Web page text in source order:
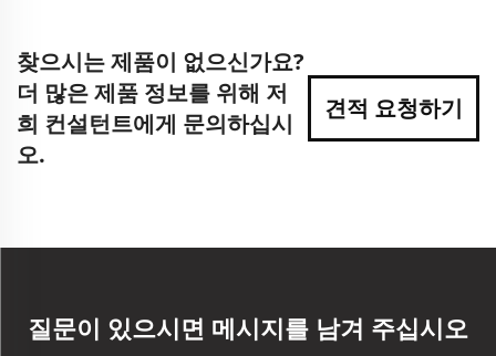
찾으시는 제품이 없으신가요?
더 많은 제품 정보를 위해 저
희 컨설턴트에게 문의하십시
오.
견적 요청하기
질문이 있으시면 메시지를 남겨 주십시오